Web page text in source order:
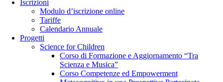
Iscrizioni
Modulo d’iscrizione online
Tariffe
Calendario Annuale
Progetti
Science for Children
Corso di Formazione e Aggiornamento “Tra
Scienza e Musica”
Corso Competenze ed Empowerment